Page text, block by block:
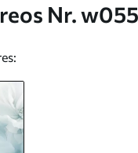
Nr.